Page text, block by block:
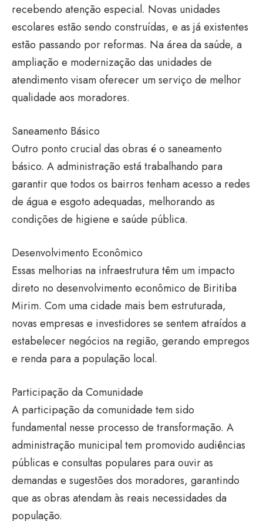
recebendo atenção especial. Novas unidades
escolares estão sendo construídas, e as já existentes
estão passando por reformas. Na área da saúde, a
ampliação e modernização das unidades de
atendimento visam oferecer um serviço de melhor
qualidade aos moradores.
Saneamento Básico
Outro ponto crucial das obras é o saneamento
básico. A administração está trabalhando para
garantir que todos os bairros tenham acesso a redes
de água e esgoto adequadas, melhorando as
condições de higiene e saúde pública.
Desenvolvimento Econômico
Essas melhorias na infraestrutura têm um impacto
direto no desenvolvimento econômico de Biritiba
Mirim. Com uma cidade mais bem estruturada,
novas empresas e investidores se sentem atraídos a
estabelecer negócios na região, gerando empregos
e renda para a população local.
Participação da Comunidade
A participação da comunidade tem sido
fundamental nesse processo de transformação. A
administração municipal tem promovido audiências
públicas e consultas populares para ouvir as
demandas e sugestões dos moradores, garantindo
que as obras atendam às reais necessidades da
população.